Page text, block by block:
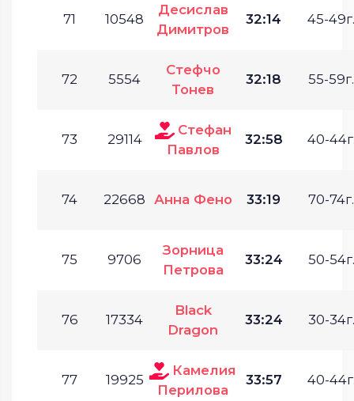
71 10548
Десислав
Димитров
32:14 45-49г.
72 5554
Стефчо
Тонев
32:18 55-59г.
73 29114
Стефан
Павлов
32:58 40-
74 22668 Анна Фено 33:19 70-74г.
75 9706
Зорница
Петрова
33:24 50-54г.
76 17334
Black
Dragon
33:24 30-34г.
77 19925
Камелия
Перилова
33:57 40-